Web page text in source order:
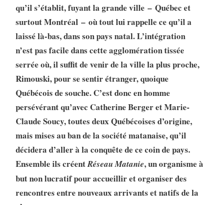
qu’il s’établit, fuyant la grande ville – Québec et
surtout Montréal – où tout lui rappelle ce qu’il a
laissé là-bas, dans son pays natal. L’intégration
n’est pas facile dans cette agglomération tissée
serrée où, il suffit de venir de la ville la plus proche,
Rimouski, pour se sentir étranger, quoique
Québécois de souche. C’est donc en homme
persévérant qu’avec Catherine Berger et Marie-
Claude Soucy, toutes deux Québécoises d’origine,
mais mises au ban de la société matanaise, qu’il
décidera d’aller à la conquête de ce coin de pays.
Ensemble ils créentRéseau Matanie, un organisme à
but non lucratif pour accueillir et organiser des
rencontres entre nouveaux arrivants et natifs de la